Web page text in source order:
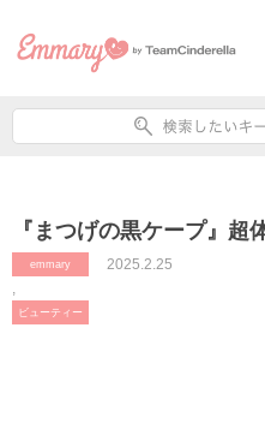
『まつげの黒ケープ』
emmary
,
ビューティー
2025.2.25